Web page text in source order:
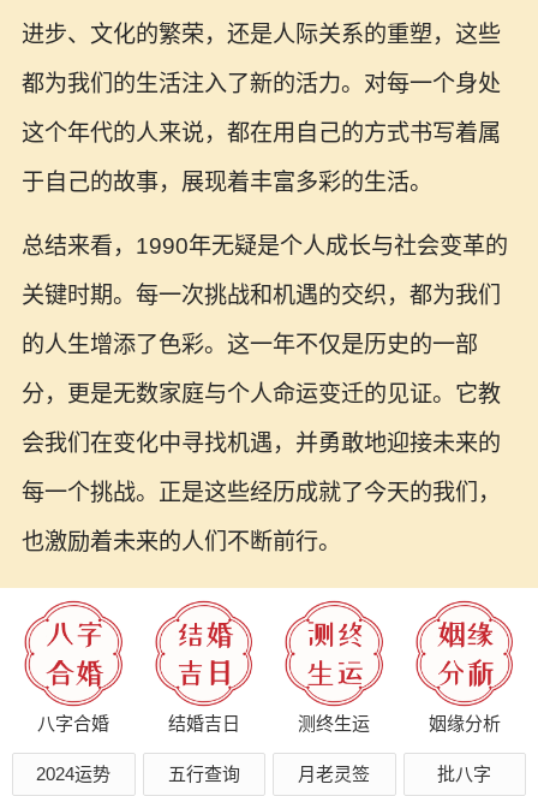
进步、文化的繁荣，还是人际关系的重塑，这些
都为我们的生活注入了新的活力。对每一个身处
这个年代的人来说，都在用自己的方式书写着属
于自己的故事，展现着丰富多彩的生活。
总结来看，1990年无疑是个人成长与社会变革的
关键时期。每一次挑战和机遇的交织，都为我们
的人生增添了色彩。这一年不仅是历史的一部
分，更是无数家庭与个人命运变迁的见证。它教
会我们在变化中寻找机遇，并勇敢地迎接未来的
每一个挑战。正是这些经历成就了今天的我们，
也激励着未来的人们不断前行。
八字合婚 结婚吉日 测终生运 姻缘分析
2024运势 五行查询 月老灵签 批八字